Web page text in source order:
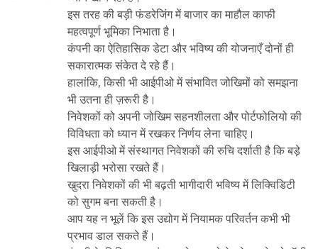
इस तरह की बड़ी फंडरेजिंग में बाजार का माहौल काफी
महत्वपूर्ण भूमिका निभाता है।
कंपनी का ऐतिहासिक डेटा और भविष्य की योजनाएँ दोनों ही
सकारात्मक संकेत दे रहे हैं।
हालांकि, किसी भी आईपीओ में संभावित जोखिमों को समझना
भी उतना ही ज़रूरी है।
निवेशकों को अपनी जोखिम सहनशीलता और पोर्टफोलियो की
विविधता को ध्यान में रखकर निर्णय लेना चाहिए।
इस आईपीओ में संस्थागत निवेशकों की रुचि दर्शाती है कि बड़े
खिलाड़ी भरोसा रखते हैं।
खुदरा निवेशकों की भी बढ़ती भागीदारी भविष्य में लिक्विडिटी
को सुगम बना सकती है।
आप यह न भूलें कि इस उद्योग में नियामक परिवर्तन कभी भी
प्रभाव डाल सकते हैं।